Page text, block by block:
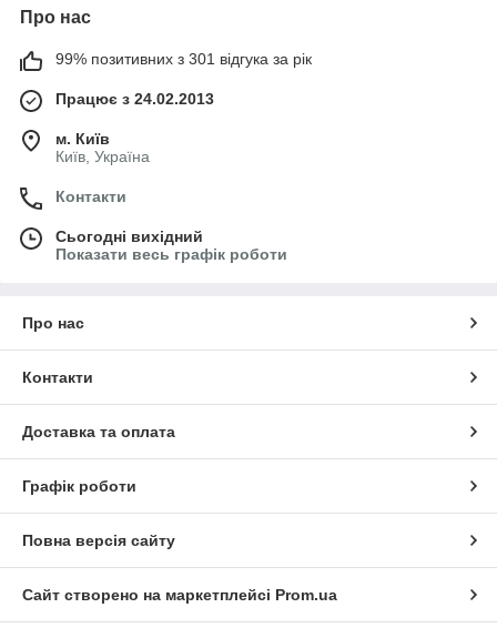
Про нас
99% позитивних з 301 відгука за рік
Працює з 24.02.2013
м. Київ
Київ, Україна
Контакти
Сьогодні вихідний
Показати весь графік роботи
Про нас
Контакти
Доставка та оплата
Графік роботи
Повна версія сайту
Сайт створено на маркетплейсі Prom.ua